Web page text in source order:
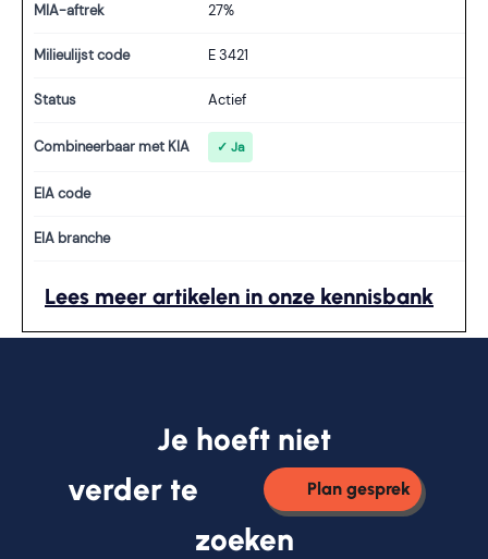
MIA-aftrek 27%
Milieulijst code E 3421
Status Actief
Combineerbaar met KIA ✓ Ja
EIA code
EIA branche
Lees meer artikelen in onze kennisbank
Je hoeft niet
verder te
Plan gesprek
zoeken